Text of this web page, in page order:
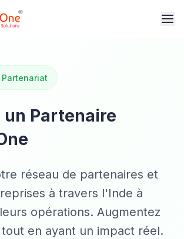
Partenariat
un Partenaire
réseau de partenaires et
à travers l'Inde à
opérations. Augmentez
en ayant un impact réel.